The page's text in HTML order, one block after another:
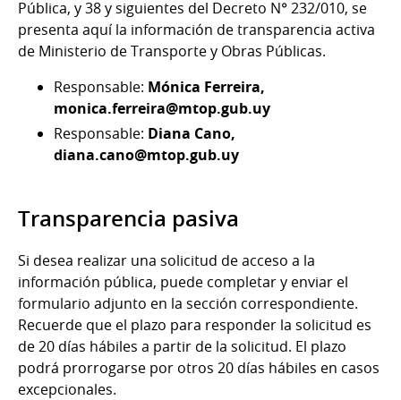
Pública, y 38 y siguientes del Decreto N° 232/010, se
presenta aquí la información de transparencia activa
de Ministerio de Transporte y Obras Públicas.
Responsable: Mónica Ferreira,
monica.ferreira@mtop.gub.uy
Responsable: Diana Cano,
diana.cano@mtop.gub.uy
Transparencia pasiva
Si desea realizar una solicitud de acceso a la
información pública, puede completar y enviar el
formulario adjunto en la sección correspondiente.
Recuerde que el plazo para responder la solicitud es
de 20 días hábiles a partir de la solicitud. El plazo
podrá prorrogarse por otros 20 días hábiles en casos
excepcionales.